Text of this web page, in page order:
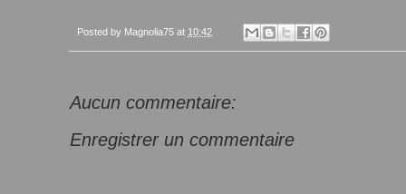
Posted by Magnolia75 at 10:42
Aucun commentaire:
Enregistrer un commentaire